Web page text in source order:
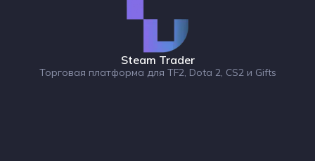
Steam Trader
Торговая платформа для TF2, Dota 2, CS2 и Gifts